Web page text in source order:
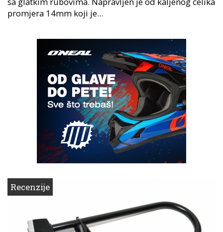
promjera 14mm koji je...
Recenzije